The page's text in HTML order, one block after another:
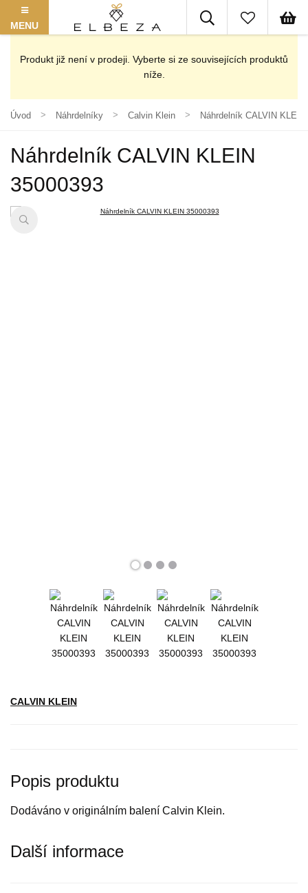
MENU
Produkt již není v prodeji. Vyberte si ze souvisejících produktů
níže.
Úvod Náhrdelníky Calvin Klein Náhrdelník CALVIN
Náhrdelník CALVIN KLEIN
35000393
CALVIN KLEIN
Popis produktu
Dodáváno v originálním balení Calvin Klein.
Další informace